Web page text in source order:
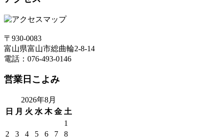
〒930-0083
富山県富山市総曲輪2-8-14
電話：076-493-0146
営業日こよみ
2026年8月
日
月 火 水 木 金 土
1
2
3 4 5 6 7 8